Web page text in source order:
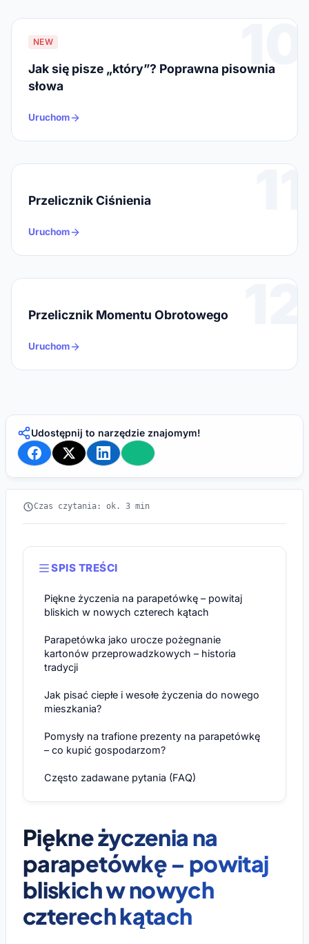
10
NEW
Jak się pisze „który”? Poprawna pisownia
słowa
Uruchom
11
Przelicznik Ciśnienia
Uruchom
12
Przelicznik Momentu Obrotowego
Uruchom
Udostępnij to narzędzie znajomym!
Czas czytania: ok. 3 min
SPIS TREŚCI
Piękne życzenia na parapetówkę – powitaj
bliskich w nowych czterech kątach
Parapetówka jako urocze pożegnanie
kartonów przeprowadzkowych – historia
tradycji
Jak pisać ciepłe i wesołe życzenia do nowego
mieszkania?
Pomysły na trafione prezenty na parapetówkę
– co kupić gospodarzom?
Często zadawane pytania (FAQ)
Piękne życzenia na
parapetówkę – powitaj
bliskich w nowych
czterech kątach